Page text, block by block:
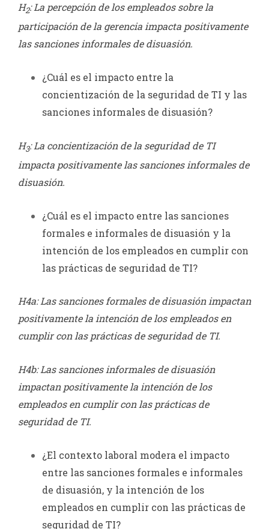
H2: La percepción de los empleados sobre la
participación de la gerencia impacta positivamente
las sanciones informales de disuasión.
¿Cuál es el impacto entre la
concientización de la seguridad de TI y las
sanciones informales de disuasión?
H3: La concientización de la seguridad de TI
impacta positivamente las sanciones informales de
disuasión.
¿Cuál es el impacto entre las sanciones
formales e informales de disuasión y la
intención de los empleados en cumplir con
las prácticas de seguridad de TI?
H4a: Las sanciones formales de disuasión impactan
positivamente la intención de los empleados en
cumplir con las prácticas de seguridad de TI.
H4b: Las sanciones informales de disuasión
impactan positivamente la intención de los
empleados en cumplir con las prácticas de
seguridad de TI.
¿El contexto laboral modera el impacto
entre las sanciones formales e informales
de disuasión, y la intención de los
empleados en cumplir con las prácticas de
seguridad de TI?